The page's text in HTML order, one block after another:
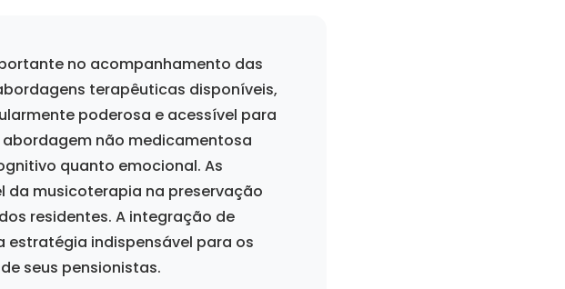
no acompanhamento das
terapêuticas disponíveis,
poderosa e acessível para
não medicamentosa
quanto emocional. As
da musicoterapia na preservação
residentes. A integração de
indispensável para os
seus pensionistas.